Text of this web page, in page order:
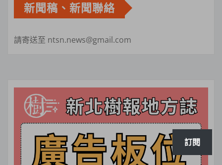
新聞稿、新聞聯絡
請寄送至 ntsn.news@gmail.com
訂閱